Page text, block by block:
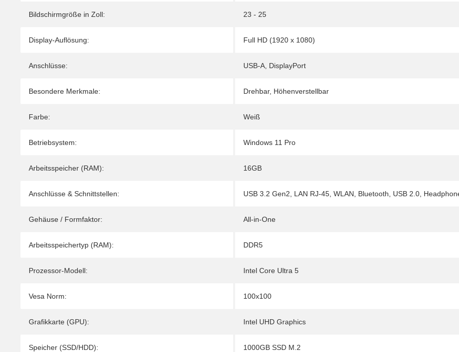
Bildschirmgröße in Zoll: 23 - 25
Display-Auflösung: Full HD (1920 x 1080)
Anschlüsse: USB-A DisplayPort
Besondere Merkmale: Drehbar, Höhenverstellbar
Farbe: Weiß
Betriebsystem: Windows 11 Pro
Arbeitsspeicher (RAM): 16GB
Anschlüsse & Schnittstellen: USB 3.2 Gen2 LAN RJ-45 WLAN Bluetooth USB 2.0
Gehäuse / Formfaktor: All-in-One
Arbeitsspeichertyp (RAM): DDR5
Prozessor-Modell: Intel Core Ultra 5
Vesa Norm: 100x100
Grafikkarte (GPU): Intel UHD Graphics
Speicher (SSD/HDD): 1000GB SSD M.2